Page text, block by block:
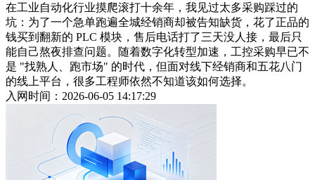
在工业自动化行业摸爬滚打十余年，我见过太多采购踩过的
坑：为了一个急单跑遍全城经销商却被告知缺货，花了正品的
钱买到翻新的 PLC 模块，售后电话打了三天没人接，最后只
能自己熬夜排查问题。随着数字化转型加速，工控采购早已不
是 "找熟人、跑市场" 的时代，但面对线下经销商和五花八门
的线上平台，很多工程师依然不知道该如何选择。
入网时间：2026-06-05 14:17:29